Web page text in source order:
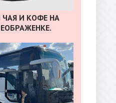
И КОФЕ НА